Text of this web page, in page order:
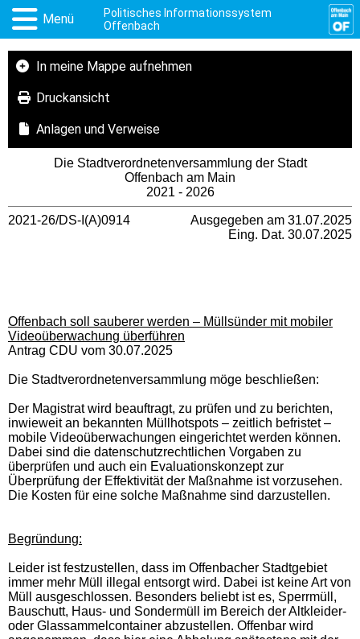
Menü
Politisches Informationssystem
Offenbach
In meine Mappe aufnehmen
Druckansicht
Anlagen und Verweise
Die Stadtverordnetenversammlung der Stadt
Offenbach am Main
2021 - 2026
2021-26/DS-I(A)0914
Ausgegeben am 31.07.2025
Eing. Dat. 30.07.2025
Offenbach soll sauberer werden – Müllsünder mit mobiler
Videoüberwachung überführen
Antrag CDU vom 30.07.2025
Die Stadtverordnetenversammlung möge beschließen:
Der Magistrat wird beauftragt, zu prüfen und zu berichten,
inwieweit an bekannten Müllhotspots – zeitlich befristet –
mobile Videoüberwachungen eingerichtet werden können.
Dabei sind die datenschutzrechtlichen Vorgaben zu
überprüfen und auch ein Evaluationskonzept zur
Überprüfung der Effektivität der Maßnahme ist vorzusehen.
Die Kosten für eine solche Maßnahme sind darzustellen.
Begründung:
Leider ist festzustellen, dass im Offenbacher Stadtgebiet
immer mehr Müll illegal entsorgt wird. Dabei ist keine Art von
Müll ausgeschlossen. Besonders beliebt ist es, Sperrmüll,
Bauschutt, Haus- und Sondermüll im Bereich der Altkleider-
oder Glassammelcontainer abzustellen. Offenbar wird